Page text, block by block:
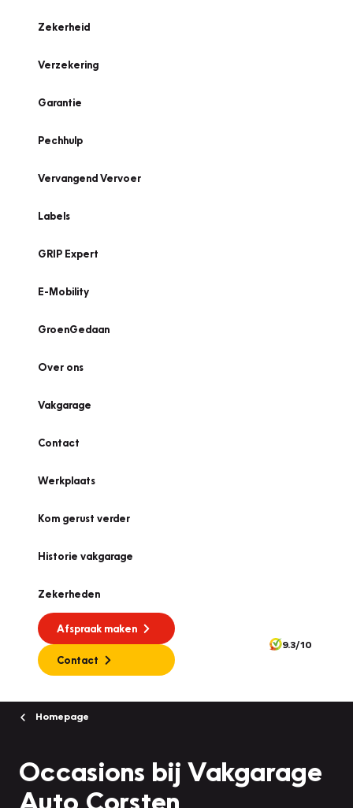
Zekerheid
Verzekering
Garantie
Pechhulp
Vervangend Vervoer
Labels
GRIP Expert
E-Mobility
GroenGedaan
Over ons
Vakgarage
Contact
Werkplaats
Kom gerust verder
Historie vakgarage
Zekerheden
Afspraak maken
Contact
9.3/10
Homepage
Occasions bij Vakgarage
Auto Corsten